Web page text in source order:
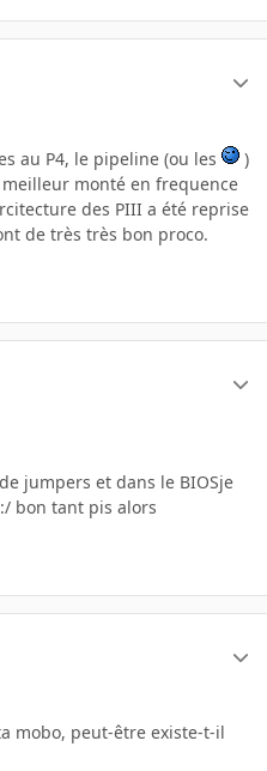
au P4, le pipeline (ou les
)
monté en frequence
des PIII a été reprise
de très très bon proco.
jumpers et dans le BIOSje
bon tant pis alors
mobo, peut-être existe-t-il